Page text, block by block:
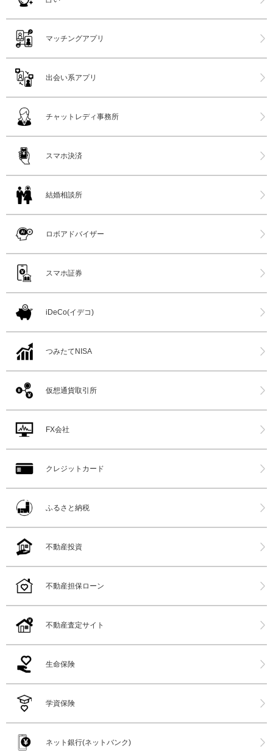
マッチングアプリ
出会い系アプリ
チャットレディ事務所
スマホ決済
結婚相談所
ロボアドバイザー
スマホ証券
iDeCo(イデコ)
つみたてNISA
仮想通貨取引所
FX会社
クレジットカード
ふるさと納税
不動産投資
不動産担保ローン
不動産査定サイト
生命保険
学資保険
ネット銀行(ネットバンク)